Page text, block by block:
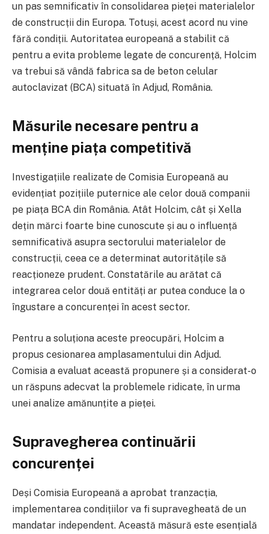
un pas semnificativ în consolidarea pieței materialelor
de construcții din Europa. Totuși, acest acord nu vine
fără condiții. Autoritatea europeană a stabilit că
pentru a evita probleme legate de concurență, Holcim
va trebui să vândă fabrica sa de beton celular
autoclavizat (BCA) situată în Adjud, România.
Măsurile necesare pentru a
menține piața competitivă
Investigațiile realizate de Comisia Europeană au
evidențiat pozițiile puternice ale celor două companii
pe piața BCA din România. Atât Holcim, cât și Xella
dețin mărci foarte bine cunoscute și au o influență
semnificativă asupra sectorului materialelor de
construcții, ceea ce a determinat autoritățile să
reacționeze prudent. Constatările au arătat că
integrarea celor două entități ar putea conduce la o
îngustare a concurenței în acest sector.
Pentru a soluționa aceste preocupări, Holcim a
propus cesionarea amplasamentului din Adjud.
Comisia a evaluat această propunere și a considerat-o
un răspuns adecvat la problemele ridicate, în urma
unei analize amănunțite a pieței.
Supravegherea continuării
concurenței
Deși Comisia Europeană a aprobat tranzacția,
implementarea condițiilor va fi supravegheată de un
mandatar independent. Această măsură este esențială